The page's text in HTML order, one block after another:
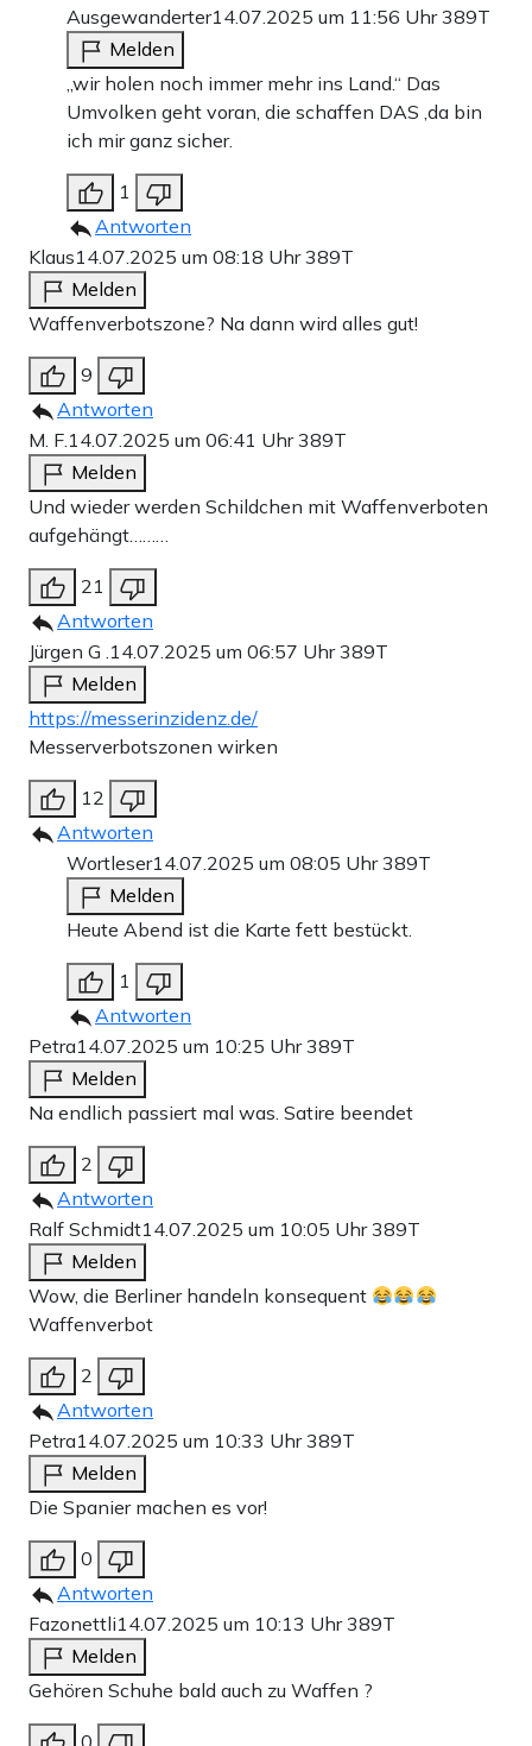
Ausgewanderter14.07.2025 um 11:56 Uhr389T
Melden
„wir holen noch immer mehr ins Land.“ Das
Umvolken geht voran, die schaffen DAS ,da bin
ich mir ganz sicher.
1
Antworten
Klaus14.07.2025 um 08:18 Uhr389T
Melden
Waffenverbotszone? Na dann wird alles gut!
9
Antworten
M. F.14.07.2025 um 06:41 Uhr389T
Melden
Und wieder werden Schildchen mit Waffenverboten
aufgehängt………
21
Antworten
Jürgen G .14.07.2025 um 06:57 Uhr389T
Melden
https://messerinzidenz.de/
Messerverbotszonen wirken
12
Antworten
Wortleser14.07.2025 um 08:05 Uhr389T
Melden
Heute Abend ist die Karte fett bestückt.
1
Antworten
Petra14.07.2025 um 10:25 Uhr389T
Melden
Na endlich passiert mal was. Satire beendet
2
Antworten
Ralf Schmidt14.07.2025 um 10:05 Uhr389T
Melden
Wow, die Berliner handeln konsequent
Waffenverbot
2
Antworten
Petra14.07.2025 um 10:33 Uhr389T
Melden
Die Spanier machen es vor!
0
Antworten
Fazonettli14.07.2025 um 10:13 Uhr389T
Melden
Gehören Schuhe bald auch zu Waffen ?